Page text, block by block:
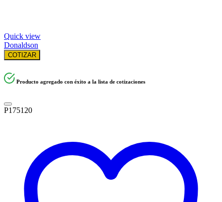
Quick view
Donaldson
COTIZAR
Producto agregado con éxito a la lista de cotizaciones
P175120